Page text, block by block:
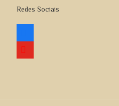
Redes Sociais
facebook
youtube